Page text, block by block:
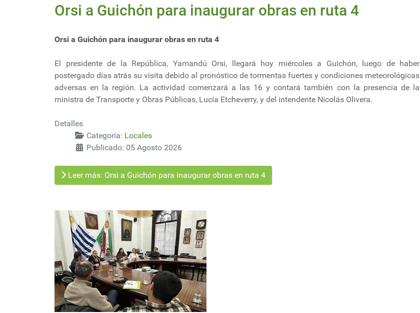
Orsi a Guichón para inaugurar obras en ruta 4
Orsi a Guichón para inaugurar obras en ruta 4
El presidente de la República, Yamandú Orsi, llegará hoy miércoles a Guichón, luego de haber
postergado días atrás su visita debido al pronóstico de tormentas fuertes y condiciones meteorológicas
adversas en la región. La actividad comenzará a las 16 y contará también con la presencia de la
ministra de Transporte y Obras Públicas, Lucía Etcheverry, y del intendente Nicolás Olivera.
Detalles
Categoría: Locales
Publicado: 05 Agosto 2026
Leer más: Orsi a Guichón para inaugurar obras en ruta 4